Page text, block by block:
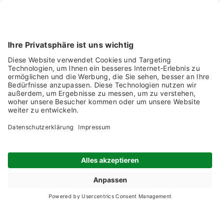
Impressum Disclaimer Datenschutz
Ausstellende 2026 Produkte 2026 Geländeplan 2026